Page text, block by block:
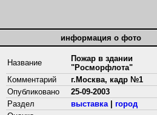
информация о фото
Название
Пожар в здании
"Росморфлота"
Комментарий
г.Москва, кадр №1
Опубликовано
25-09-2003
Раздел
выставка| город